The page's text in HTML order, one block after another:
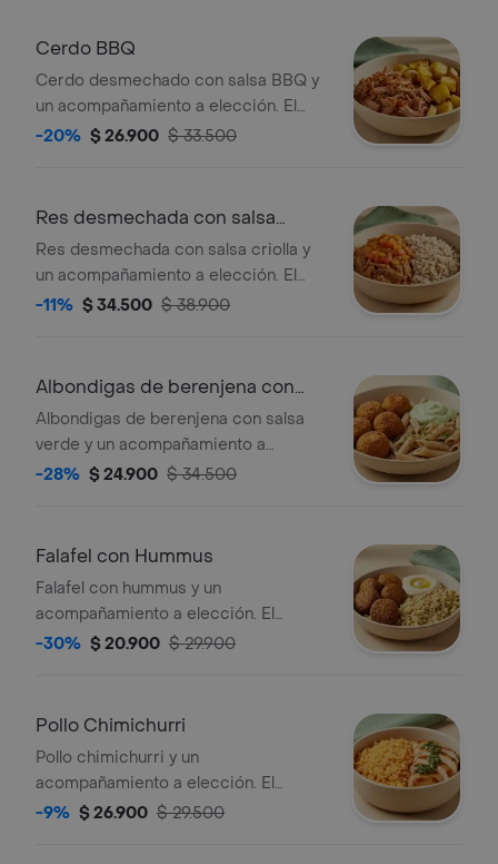
Cerdo BBQ
Cerdo desmechado con salsa BBQ y
un acompañamiento a elección. El
acompañamiento de la foto es
-20% $ 26.900 $ 33.500
Res desmechada con salsa
criolla
Res desmechada con salsa criolla y
un acompañamiento a elección. El
acompañamiento de la foto es
-11% $ 34.500 $ 38.900
Albondigas de berenjena con
salsa Verde
Albondigas de berenjena con salsa
verde y un acompañamiento a
elección. El acompañamiento de la
-28% $ 24.900 $ 34.500
Falafel con Hummus
Falafel con hummus y un
acompañamiento a elección. El
acompañamiento de la foto es
-30% $ 20.900 $ 29.900
Pollo Chimichurri
Pollo chimichurri y un
acompañamiento a elección. El
acompañamiento de la foto es
-9% $ 26.900 $ 29.500